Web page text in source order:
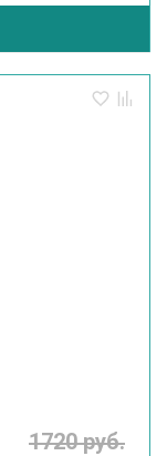
1720 руб.